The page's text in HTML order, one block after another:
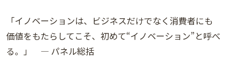
「イノベーションは、ビジネスだけでなく消費者にも
価値をもたらしてこそ、初めて“イノベーション”と呼べ
る。」 — パネル総括